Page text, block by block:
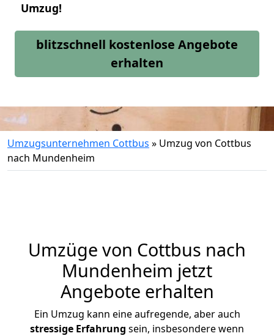
Umzug!
blitzschnell kostenlose Angebote
erhalten
Umzugsunternehmen Cottbus » Umzug von Cottbus
nach Mundenheim
Umzüge von Cottbus nach
Mundenheim jetzt
Angebote erhalten
Ein Umzug kann eine aufregende, aber auch
stressige Erfahrung sein, insbesondere wenn